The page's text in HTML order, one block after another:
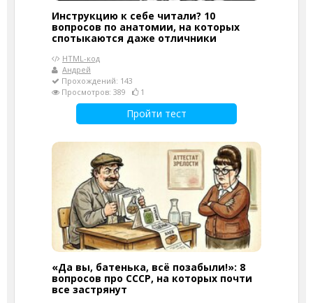
Инструкцию к себе читали? 10
вопросов по анатомии, на которых
спотыкаются даже отличники
HTML-код
Андрей
Прохождений: 143
Просмотров: 389
1
Пройти тест
«Да вы, батенька, всё позабыли!»: 8
вопросов про СССР, на которых почти
все застрянут